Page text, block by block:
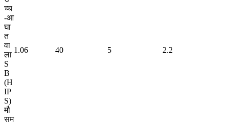
च्च
-आ
घा
त
वा
ला
S
B
(H
IP
S)
1.06 40 5 2.2
मौ
सम